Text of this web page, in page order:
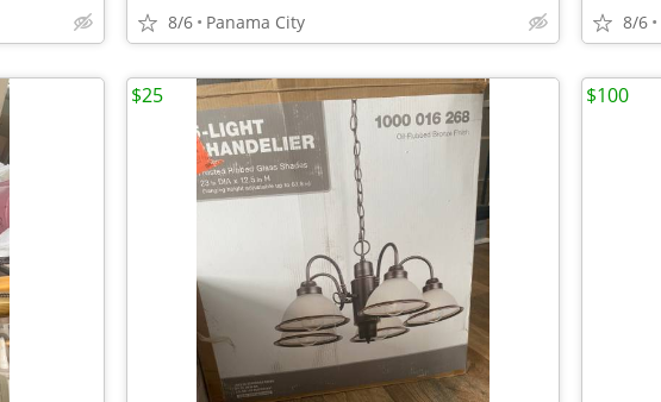
8/6 Panama City 8/6
$25 $100